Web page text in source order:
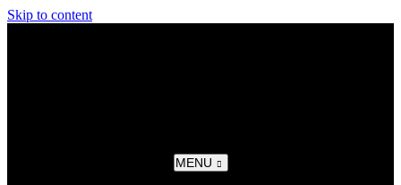
Skip to content
MENU